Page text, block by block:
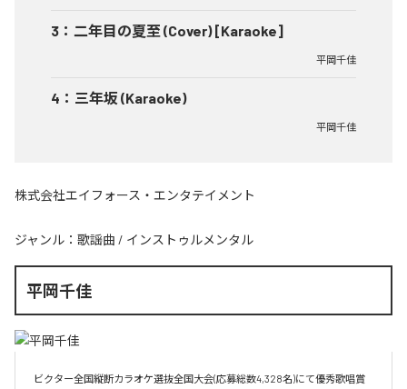
3 ： 二年目の夏至 (Cover) [Karaoke]
平岡千佳
4 ： 三年坂 (Karaoke)
平岡千佳
株式会社エイフォース・エンタテイメント
ジャンル： 歌謡曲 / インストゥルメンタル
平岡千佳
ビクター全国縦断カラオケ選抜全国大会(応募総数4,328名)にて優秀歌唱賞